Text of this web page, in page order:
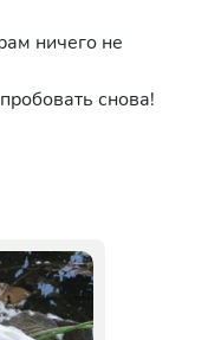
ничего не
снова!